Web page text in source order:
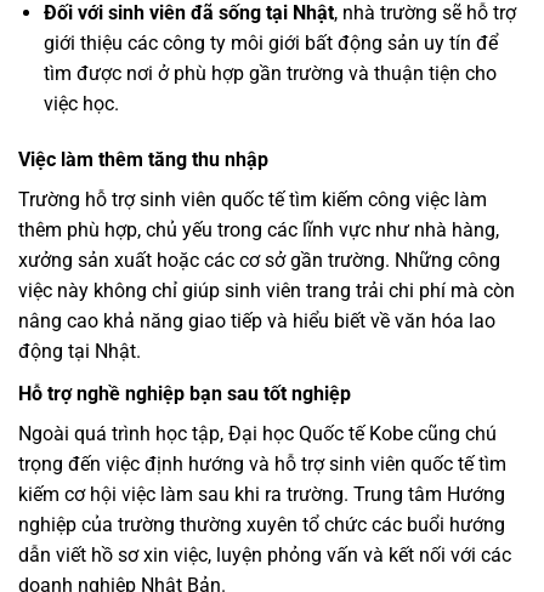
Đối với sinh viên đã sống tại Nhật, nhà trường sẽ hỗ trợ
giới thiệu các công ty môi giới bất động sản uy tín để
tìm được nơi ở phù hợp gần trường và thuận tiện cho
việc học.
Việc làm thêm tăng thu nhập
Trường hỗ trợ sinh viên quốc tế tìm kiếm công việc làm
thêm phù hợp, chủ yếu trong các lĩnh vực như nhà hàng,
xưởng sản xuất hoặc các cơ sở gần trường. Những công
việc này không chỉ giúp sinh viên trang trải chi phí mà còn
nâng cao khả năng giao tiếp và hiểu biết về văn hóa lao
động tại Nhật.
Hỗ trợ nghề nghiệp bạn sau tốt nghiệp
Ngoài quá trình học tập, Đại học Quốc tế Kobe cũng chú
trọng đến việc định hướng và hỗ trợ sinh viên quốc tế tìm
kiếm cơ hội việc làm sau khi ra trường. Trung tâm Hướng
nghiệp của trường thường xuyên tổ chức các buổi hướng
dẫn viết hồ sơ xin việc, luyện phỏng vấn và kết nối với các
doanh nghiệp Nhật Bản.